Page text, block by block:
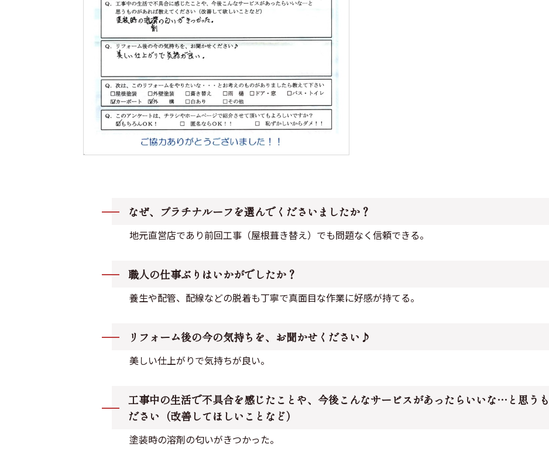
なぜ、プラチナルーフを選んでくださいましたか？
地元直営店であり前回工事（屋根葺き替え）でも問題なく信頼できる。
職人の仕事ぶりはいかがでしたか？
養生や配管、配線などの脱着も丁寧で真面目な作業に好感が持てる。
リフォーム後の今の気持ちを、お聞かせください♪
美しい仕上がりで気持ちが良い。
工事中の生活で不具合を感じたことや、今後こんなサービスがあったらいいな…と思う
ださい（改善してほしいことなど）
塗装時の溶剤の匂いがきつかった。